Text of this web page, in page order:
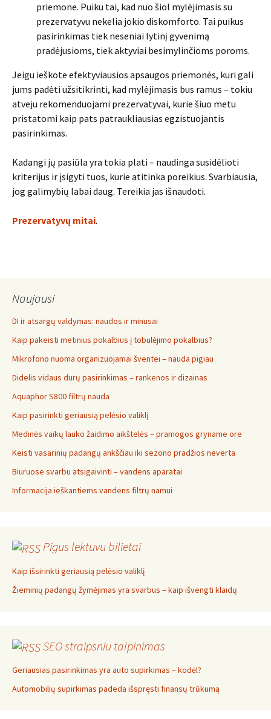
priemone. Puiku tai, kad nuo šiol mylėjimasis su
prezervatyvu nekelia jokio diskomforto. Tai puikus
pasirinkimas tiek neseniai lytinį gyvenimą
pradėjusioms, tiek aktyviai besimylinčioms poroms.
Jeigu ieškote efektyviausios apsaugos priemonės, kuri gali
jums padėti užsitikrinti, kad mylėjimasis bus ramus – tokiu
atveju rekomenduojami prezervatyvai, kurie šiuo metu
pristatomi kaip pats patraukliausias egzistuojantis
pasirinkimas.
Kadangi jų pasiūla yra tokia plati – naudinga susidėlioti
kriterijus ir įsigyti tuos, kurie atitinka poreikius. Svarbiausia,
jog galimybių labai daug. Tereikia jas išnaudoti.
Prezervatyvų mitai.
Naujausi
DI ir atsargų valdymas: naudos ir minusai
Kaip pakeisti metinius pokalbius į tobulėjimo pokalbius?
Mikrofono nuoma organizuojamai šventei – nauda pigiau
Didelis vidaus durų pasirinkimas – rankenos ir dizainas
Aquaphor S800 filtrų nauda
Kaip pasirinkti geriausią pelėsio valiklį
Medinės vaikų lauko žaidimo aikštelės – pramogos gryname ore
Keisti vasarinių padangų ankščiau iki sezono pradžios neverta
Biuruose svarbu atsigaivinti – vandens aparatai
Informacija ieškantiems vandens filtrų namui
Pigus lektuvu bilietai
Kaip išsirinkti geriausią pelėsio valiklį
Žieminių padangų žymėjimas yra svarbus – kaip išvengti klaidų
SEO straipsniu talpinimas
Geriausias pasirinkimas yra auto supirkimas – kodėl?
Automobilių supirkimas padeda išspręsti finansų trūkumą